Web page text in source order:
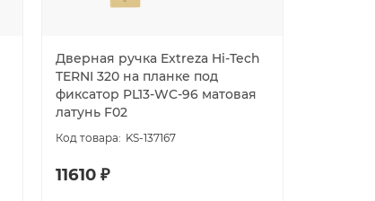
Дверная ручка Extreza Hi-Tech
TERNI 320 на планке под
фиксатор PL13-WC-96 матовая
латунь F02
KS-137167
11610 ₽